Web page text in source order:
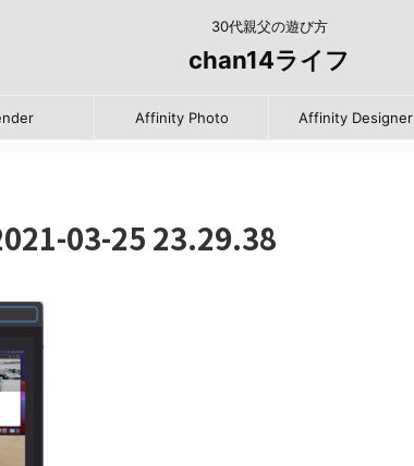
30代親父の遊び方
chan14ライフ
Affinity Photo Affinity Designer
03-25 23.29.38